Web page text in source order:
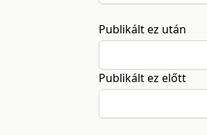
Publikált ez után
Publikált ez előtt